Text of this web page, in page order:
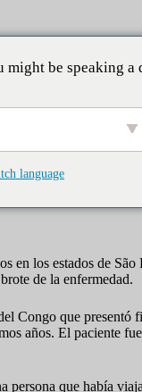
en los estados de
de la enfermedad.
Congo que presentó
años. El paciente
persona que había
might be speaking
language